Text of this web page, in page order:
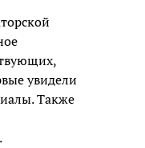
увидели
Также